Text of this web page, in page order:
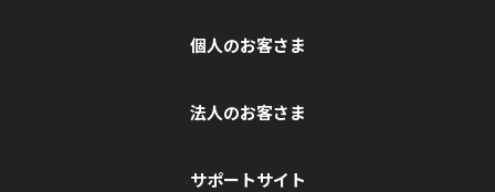
個人のお客さま
法人のお客さま
サポートサイト